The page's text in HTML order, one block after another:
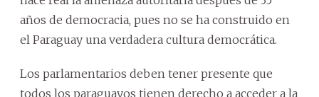
años de democracia, pues no se ha construido en
el Paraguay una verdadera cultura democrática.
Los parlamentarios deben tener presente que
todos los paraguayos tienen derecho a acceder a la